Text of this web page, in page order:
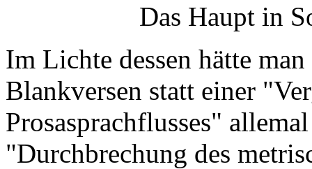
Das Haupt in
Im Lichte dessen hätte
Blankversen statt einer
Prosasprachflusses"
"Durchbrechung des